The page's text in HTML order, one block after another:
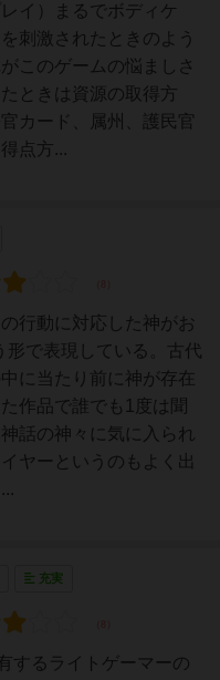
イ）まるでボディケ
刺激されたときのよう
このゲームの悩ましさ
ときは資源の取得方
カード、属州、護民官
点方...
行動に対応した神がお
形で表現している。古代
に当たり前に神が存在
作品で誰でも1度は聞
話の神々に気に入られ
ヤーというのもよく出
充実
するライトゲーマーの